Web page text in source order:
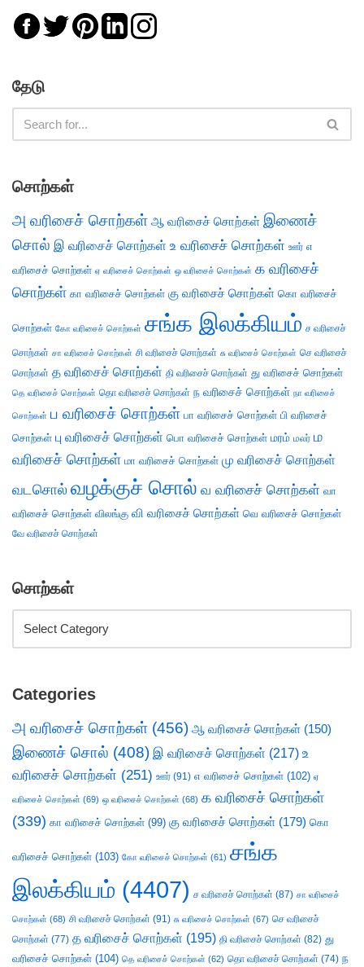
தேடு
சொற்கள்
அ வரிசைச் சொற்கள் ஆ வரிசைச் சொற்கள் இணைச்
சொல் இ வரிசைச் சொற்கள் உ வரிசைச் சொற்கள் ஊர் எ
வரிசைச் சொற்கள் ஏ வரிசைச் சொற்கள் ஒ வரிசைச் சொற்கள் க வரிசைச்
சொற்கள் கா வரிசைச் சொற்கள் கு வரிசைச் சொற்கள் கொ வரிசைச்
சொற்கள் கோ வரிசைச் சொற்கள் சங்க இலக்கியம் ச வரிசைச்
சொற்கள் சா வரிசைச் சொற்கள் சி வரிசைச் சொற்கள் சு வரிசைச் சொற்கள் செ வரிசைச்
சொற்கள் த வரிசைச் சொற்கள் தி வரிசைச் சொற்கள் து வரிசைச் சொற்கள்
தெ வரிசைச் சொற்கள் தொ வரிசைச் சொற்கள் ந வரிசைச் சொற்கள் நா வரிசைச்
சொற்கள் ப வரிசைச் சொற்கள் பா வரிசைச் சொற்கள் பி வரிசைச்
சொற்கள் பு வரிசைச் சொற்கள் பொ வரிசைச் சொற்கள் மரம் மலர் ம
வரிசைச் சொற்கள் மா வரிசைச் சொற்கள் மு வரிசைச் சொற்கள்
வடசொல் வழக்குச் சொல் வ வரிசைச் சொற்கள் வா
வரிசைச் சொற்கள் விலங்கு வி வரிசைச் சொற்கள் வெ வரிசைச் சொற்கள்
வே வரிசைச் சொற்கள்
சொற்கள்
Categories
அ வரிசைச் சொற்கள் (456) ஆ வரிசைச் சொற்கள் (150)
இணைச் சொல் (408) இ வரிசைச் சொற்கள் (217) உ
வரிசைச் சொற்கள் (251) ஊர் (91) எ வரிசைச் சொற்கள் (102) ஏ
வரிசைச் சொற்கள் (69) ஒ வரிசைச் சொற்கள் (68) க வரிசைச் சொற்கள்
(339) கா வரிசைச் சொற்கள் (99) கு வரிசைச் சொற்கள் (179) கொ
வரிசைச் சொற்கள் (103) கோ வரிசைச் சொற்கள் (61) சங்க
இலக்கியம் (4407) ச வரிசைச் சொற்கள் (87) சா வரிசைச்
சொற்கள் (68) சி வரிசைச் சொற்கள் (91) சு வரிசைச் சொற்கள் (67) செ வரிசைச்
சொற்கள் (77) த வரிசைச் சொற்கள் (195) தி வரிசைச் சொற்கள் (82) து
வரிசைச் சொற்கள் (104) தெ வரிசைச் சொற்கள் (62) தொ வரிசைச் சொற்கள் (74) ந